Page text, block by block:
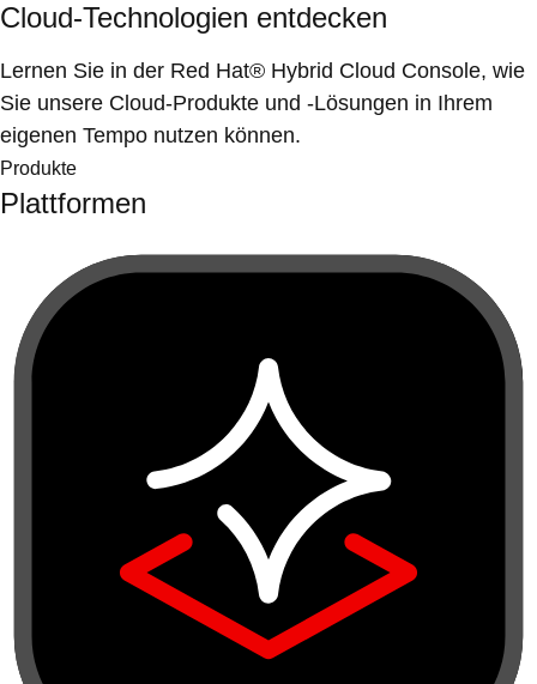
Cloud-Technologien entdecken
Lernen Sie in der Red Hat® Hybrid Cloud Console, wie
Sie unsere Cloud-Produkte und -Lösungen in Ihrem
eigenen Tempo nutzen können.
Produkte
Plattformen